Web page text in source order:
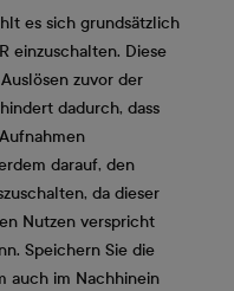
es sich grundsätzlich
einzuschalten. Diese
zuvor der
dadurch, dass
darauf, den
da dieser
Nutzen verspricht
Speichern Sie die
auch im Nachhinein